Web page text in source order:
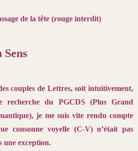
de la tête (rouge interdit)
Sens
couples de Lettres, soit intuitivement,
recherche du PGCDS (Plus Grand
je me suis vite rendu compte
consonne voyelle (C-V) n’était pas
une exception.